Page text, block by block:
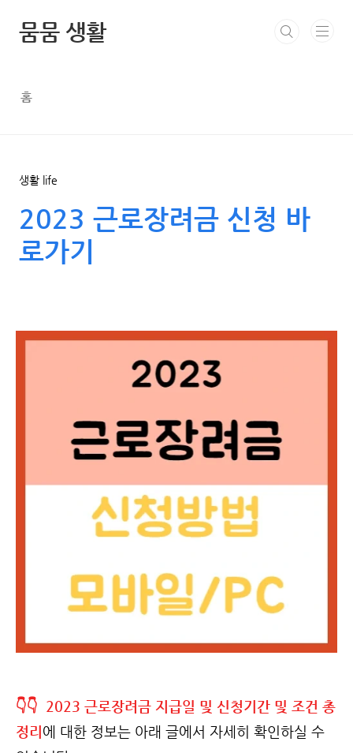
뭄뭄 생활
홈
생활 life
2023 근로장려금 신청 바
로가기
👇👇 2023 근로장려금 지급일 및 신청기간 및 조건 총
정리 에 대한 정보는 아래 글에서 자세히 확인하실 수